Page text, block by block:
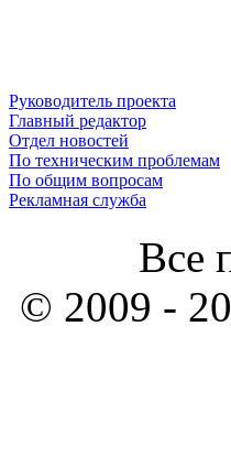
Руководитель проекта
Главный редактор
Отдел новостей
По техническим проблемам
По общим вопросам
Рекламная служба
Все
© 2009 -